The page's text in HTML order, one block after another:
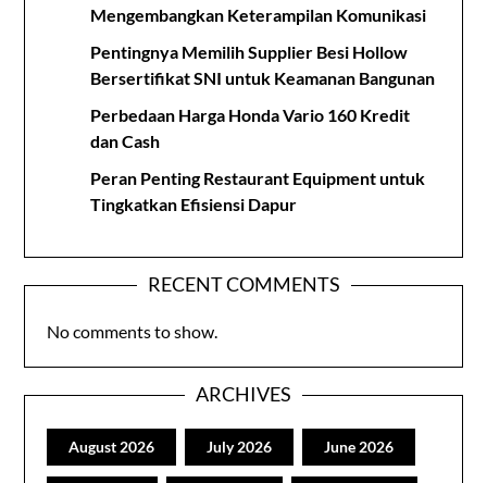
Mengembangkan Keterampilan Komunikasi
Pentingnya Memilih Supplier Besi Hollow
Bersertifikat SNI untuk Keamanan Bangunan
Perbedaan Harga Honda Vario 160 Kredit
dan Cash
Peran Penting Restaurant Equipment untuk
Tingkatkan Efisiensi Dapur
RECENT COMMENTS
No comments to show.
ARCHIVES
August 2026 July 2026 June 2026